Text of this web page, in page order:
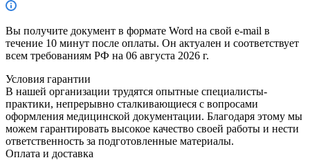
Вы получите документ в формате Word на свой e-mail в
течение 10 минут после оплаты. Он актуален и соответствует
всем требованиям РФ на 06 августа 2026 г.
Условия гарантии
В нашей организации трудятся опытные специалисты-
практики, непрерывно сталкивающиеся с вопросами
оформления медицинской документации. Благодаря этому мы
можем гарантировать высокое качество своей работы и нести
ответственность за подготовленные материалы.
Оплата и доставка